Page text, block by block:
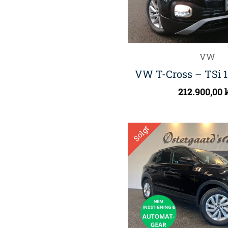
VW
VW T-Cross – TSi
212.900,00
Solgt